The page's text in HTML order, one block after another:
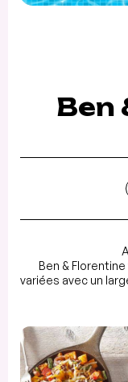
Ben
Ben &
variées avec un